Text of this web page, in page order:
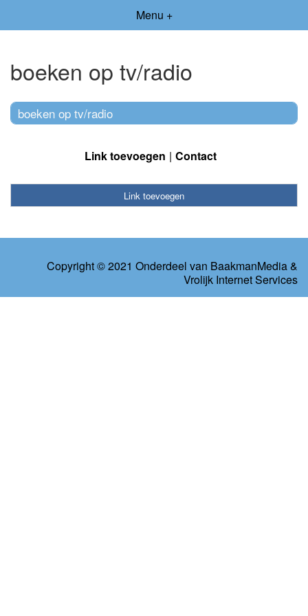
Menu +
boeken op tv/radio
boeken op tv/radio
Link toevoegen Contact
Link toevoegen
Copyright © 2021 Onderdeel van BaakmanMedia&
Vrolijk Internet Services